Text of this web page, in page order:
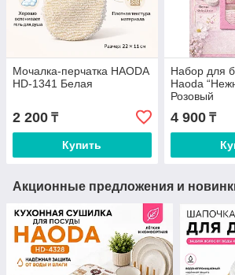
Мочалка-перчатка HAODA
HD-1341 Белая
2 200 ₸
Купить
Набор для
Haoda
Розовый
4 900₸
Акционные предложения и